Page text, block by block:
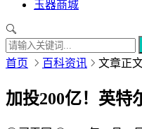
玉器商城
首页 百科资讯 文章正
加投200亿！英特